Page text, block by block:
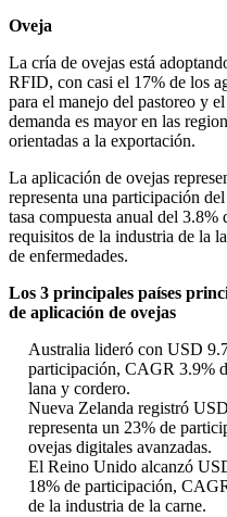
Oveja
La cría de ovejas está
RFID, con casi el 17% de los
para el manejo del pastoreo y
demanda es mayor en las
orientadas a la exportación.
La aplicación de ovejas
representa una participación
tasa compuesta anual del
requisitos de la industria de la
de enfermedades.
Los 3 principales países
de aplicación de ovejas
Australia lideró con USD
participación, CAGR 3.9%
lana y cordero.
Nueva Zelanda registró
representa un 23% de
ovejas digitales avanzadas.
El Reino Unido alcanzó
18% de participación,
de la industria de la carne.